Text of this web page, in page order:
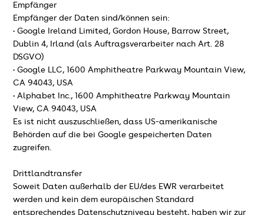
Empfänger
Empfänger der Daten sind/können sein:
• Google Ireland Limited, Gordon House, Barrow Street,
Dublin 4, Irland (als Auftragsverarbeiter nach Art. 28
DSGVO)
• Google LLC, 1600 Amphitheatre Parkway Mountain View,
CA 94043, USA
• Alphabet Inc., 1600 Amphitheatre Parkway Mountain
View, CA 94043, USA
Es ist nicht auszuschließen, dass US-amerikanische
Behörden auf die bei Google gespeicherten Daten
zugreifen.
Drittlandtransfer
Soweit Daten außerhalb der EU/des EWR verarbeitet
werden und kein dem europäischen Standard
entsprechendes Datenschutzniveau besteht, haben wir zur